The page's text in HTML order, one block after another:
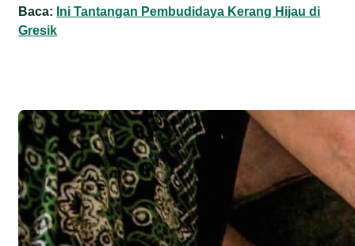
Baca: Ini Tantangan Pembudidaya Kerang Hijau di
Gresik